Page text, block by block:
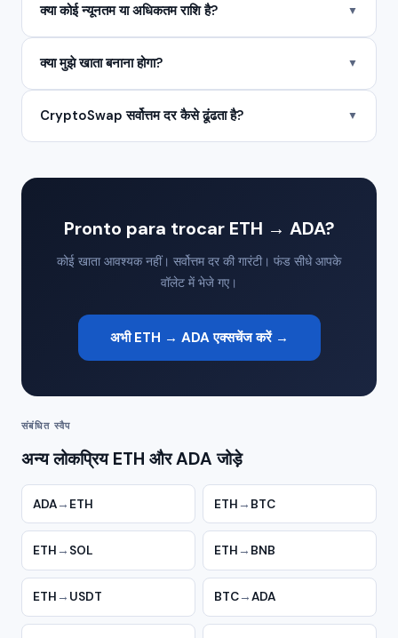
क्या कोई न्यूनतम या अधिकतम राशि है? ▼
क्या मुझे खाता बनाना होगा? ▼
CryptoSwap सर्वोत्तम दर कैसे ढूंढता है? ▼
Pronto para trocar ETH → ADA?
कोई खाता आवश्यक नहीं। सर्वोत्तम दर की गारंटी। फंड सीधे आपके
वॉलेट में भेजे गए।
अभी ETH → ADA एक्सचेंज करें →
संबंधित स्वैप
अन्य लोकप्रिय ETH और ADA जोड़े
ADA→ ETH ETH → BTC
ETH → SOL ETH → BNB
ETH → USDT BTC→ADA